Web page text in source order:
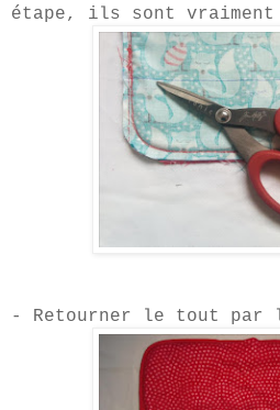
étape, ils sont
- Retourner le tout par